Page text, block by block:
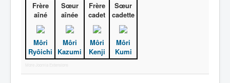
Frère
aîné
Môri
Ryôichi
Sœur
aînée
Môri
Kazumi
Frère
cadet
Môri
Kenji
Sœur
cadette
Môri
Kumi
More Joomla Extensions